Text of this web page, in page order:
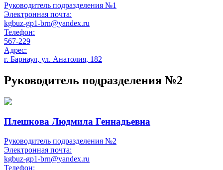
Руководитель подразделения №1
Электронная почта:
kgbuz-gp1-brn@yandex.ru
Телефон:
567-229
Адрес:
г. Барнаул, ул. Анатолия, 182
Руководитель подразделения №2
Плешкова Людмила Геннадьевна
Руководитель подразделения №2
Электронная почта:
kgbuz-gp1-brn@yandex.ru
Телефон: